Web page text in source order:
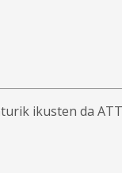
ikusten da